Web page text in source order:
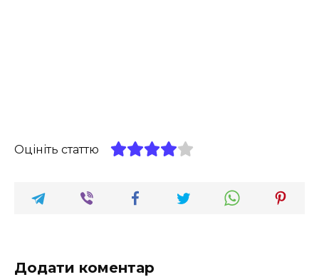
Оцініть статтю
Додати коментар